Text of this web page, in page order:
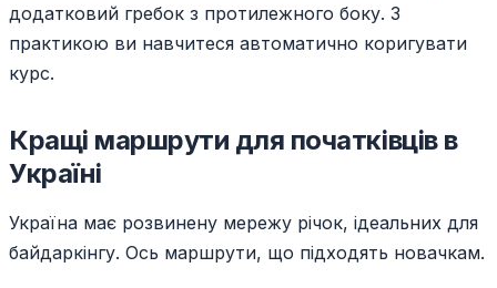
додатковий гребок з протилежного боку. З
практикою ви навчитеся автоматично коригувати
курс.
Кращі маршрути для початківців в
Україні
Україна має розвинену мережу річок, ідеальних для
байдаркінгу. Ось маршрути, що підходять новачкам.